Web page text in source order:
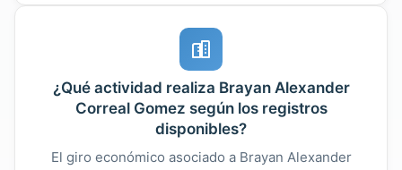
¿Qué actividad realiza Brayan Alexander
Correal Gomez según los registros
disponibles?
El giro económico asociado a Brayan Alexander